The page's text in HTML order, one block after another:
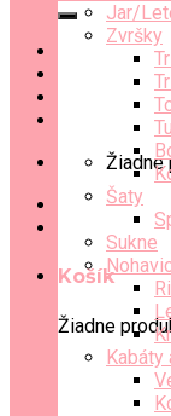
Žiadne
Košík
Žiadne
Jar/
Zvršky
Šaty
Sukne
Kabáty